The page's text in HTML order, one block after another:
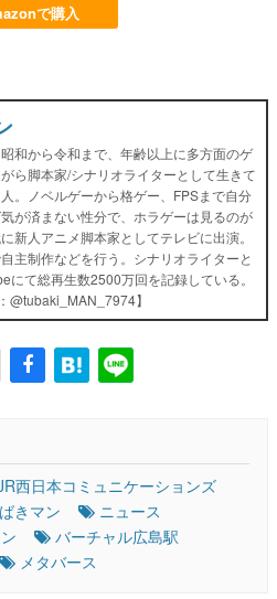
で購入
和から令和まで、年齢以上に多方面のゲ
ら脚本家/シナリオライターとして生きて
。ノベルゲーから格ゲー、FPSまで自分
が済まない性分で、ホラゲーは見るのが
新人アニメ脚本家としてテレビに出演。
主制作などを行う。シナリオライターと
にて総再生数2500万回を記録している。
@tubaki_MAN_7974】
西日本コミュニケーションズ
きマン
ニュース
バーチャル広島駅
メタバース